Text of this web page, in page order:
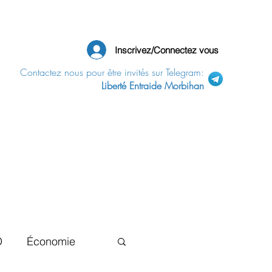
Inscrivez/Connectez vous
Contactez nous pour être invités sur Telegram:
Liberté Entraide Morbihan
Économie